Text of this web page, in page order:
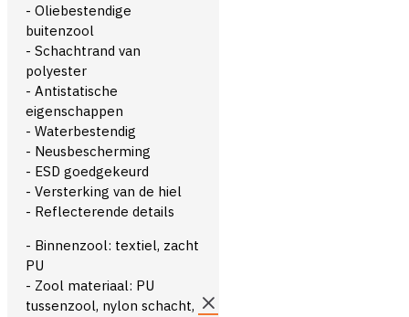
- Oliebestendige
buitenzool
- Schachtrand van
polyester
- Antistatische
eigenschappen
- Waterbestendig
- Neusbescherming
- ESD goedgekeurd
- Versterking van de hiel
- Reflecterende details
- Binnenzool: textiel, zacht
PU
- Zool materiaal: PU
tussenzool, nylon schacht,